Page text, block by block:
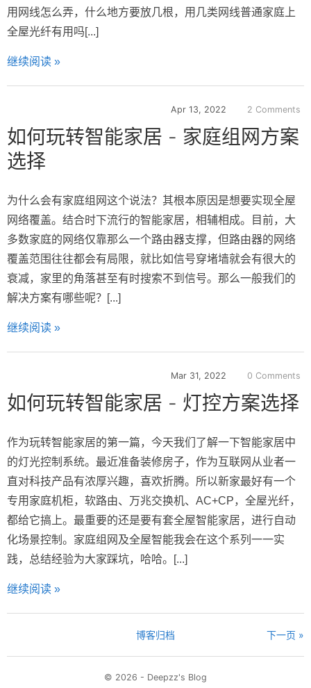
用网线怎么弄，什么地方要放几根，用几类网线普通家庭上
全屋光纤有用吗[...]
继续阅读 »
Apr 13, 2022 2 Comments
如何玩转智能家居 - 家庭组网方案
选择
为什么会有家庭组网这个说法？其根本原因是想要实现全屋
网络覆盖。结合时下流行的智能家居，相辅相成。目前，大
多数家庭的网络仅靠那么一个路由器支撑，但路由器的网络
覆盖范围往往都会有局限，就比如信号穿堵墙就会有很大的
衰减，家里的角落甚至有时搜索不到信号。那么一般我们的
解决方案有哪些呢？[...]
继续阅读 »
Mar 31, 2022 0 Comments
如何玩转智能家居 - 灯控方案选择
作为玩转智能家居的第一篇，今天我们了解一下智能家居中
的灯光控制系统。最近准备装修房子，作为互联网从业者一
直对科技产品有浓厚兴趣，喜欢折腾。所以新家最好有一个
专用家庭机柜，软路由、万兆交换机、AC+CP，全屋光纤，
都给它搞上。最重要的还是要有套全屋智能家居，进行自动
化场景控制。家庭组网及全屋智能我会在这个系列一一实
践，总结经验为大家踩坑，哈哈。[...]
继续阅读 »
下一页 »
博客归档
© 2026 - Deepzz's Blog